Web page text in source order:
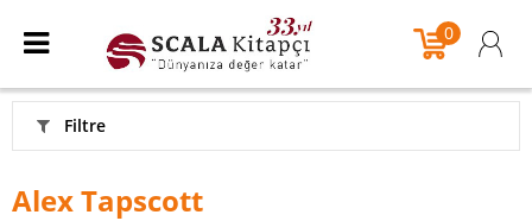
0
Filtre
Alex Tapscott